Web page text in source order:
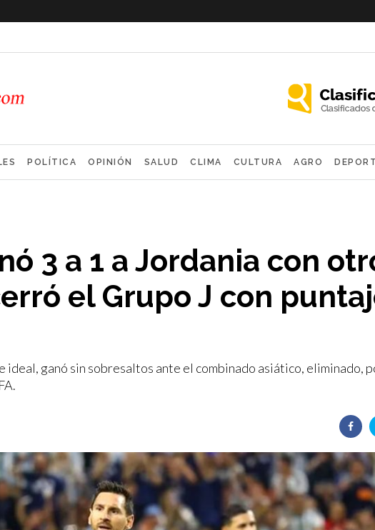
POLÍTICA OPINIÓN SALUD CLIMA CULTURA AGRO
3 a 1 a Jordania con
el Grupo J con
ideal, ganó sin sobresaltos ante el combinado asiático, eliminado,